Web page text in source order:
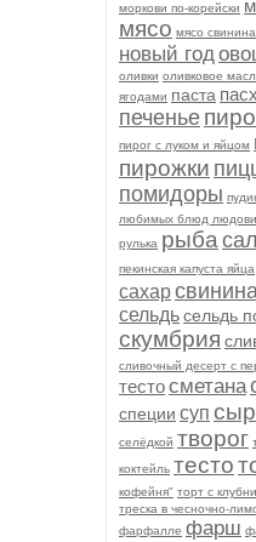
моркови по-корейски
мясо мясо свинина
новый год
оливки оливковое
ягодами паста
печенье
пирог с луком и яйцом
пирожки
помидоры
любимых блюд
рулька рыба
пекинская капуста яйца
сахар
сельдьсельдь
скумбрия
сливочный десерт с
тестосметана
специи суп сыр
селёдкой творог
коктейль тесто
кофейня" торт с
треска в чесночно-
фарфалле фарш